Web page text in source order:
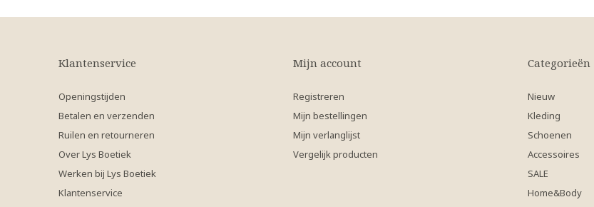
Klantenservice
Openingstijden
Betalen en verzenden
Ruilen en retourneren
Over Lys Boetiek
Werken bij Lys Boetiek
Klantenservice
Mijn account
Registreren
Mijn bestellingen
Mijn verlanglijst
Vergelijk producten
Categorieën
Nieuw
Kleding
Schoenen
Accessoires
SALE
Home&Body